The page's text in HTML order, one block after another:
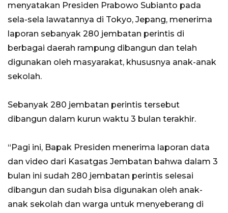
menyatakan Presiden Prabowo Subianto pada
sela-sela lawatannya di Tokyo, Jepang, menerima
laporan sebanyak 280 jembatan perintis di
berbagai daerah rampung dibangun dan telah
digunakan oleh masyarakat, khususnya anak-anak
sekolah.
Sebanyak 280 jembatan perintis tersebut
dibangun dalam kurun waktu 3 bulan terakhir.
“Pagi ini, Bapak Presiden menerima laporan data
dan video dari Kasatgas Jembatan bahwa dalam 3
bulan ini sudah 280 jembatan perintis selesai
dibangun dan sudah bisa digunakan oleh anak-
anak sekolah dan warga untuk menyeberang di